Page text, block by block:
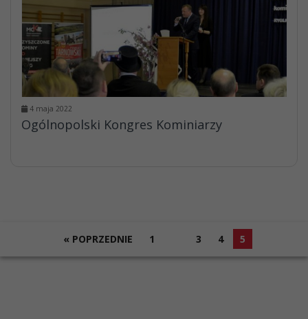
4 maja 2022
Ogólnopolski Kongres Kominiarzy
« POPRZEDNIE 1 3 4 5